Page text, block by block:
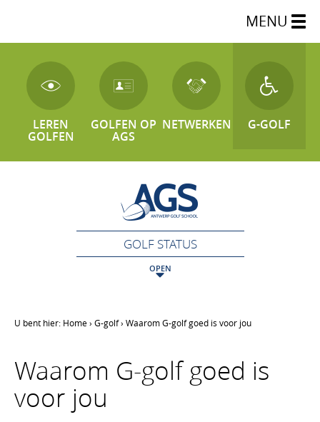
MENU
LEREN
GOLFEN
GOLFEN OP
AGS
NETWERKEN G-GOLF
GOLF STATUS
OPEN
U bent hier: Home› G-golf› Waarom G-golf goed is voor jou
Waarom G-golf goed is
voor jou